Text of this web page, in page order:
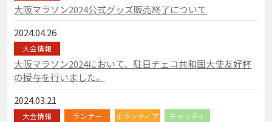
大阪マラソン2024公式グッズ販売終了について
2024.04.26
大会情報
大阪マラソン2024において、駐日チェコ共和国大使友好杯
の授与を行いました。
2024.03.21
大会情報 ランナー ボランティア
チャリティ